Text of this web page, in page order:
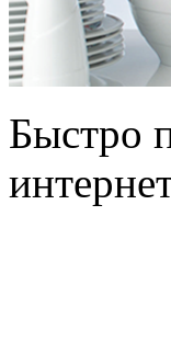
Быстро